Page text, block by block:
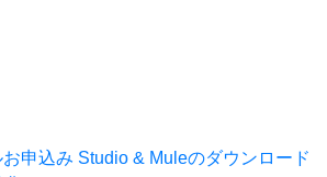
申込み Studio & Muleのダウンロード